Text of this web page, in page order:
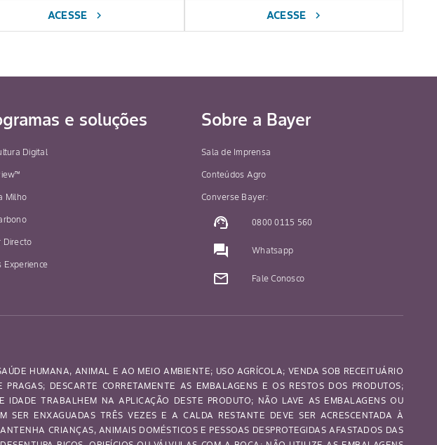
ACESSE chevron_right ACESSE chevron_right
e soluções
Digital
Milho
Directo
Experience
Sobre a Bayer
Sala de Imprensa
Conteúdos Agro
Converse Bayer:
support_agent 0800 0115 560
question_answer Whatsapp
mail_outline Fale Conosco
HUMANA, ANIMAL E AO MEIO AMBIENTE; USO AGRÍCOLA; VENDA SOB RECEITUÁRIO
DESCARTE CORRETAMENTE AS EMBALAGENS E OS RESTOS DOS PRODUTOS;
IDADE TRABALHEM NA APLICAÇÃO DESTE PRODUTO; NÃO LAVE AS EMBALAGENS OU
SER ENXAGUADAS TRÊS VEZES E A CALDA RESTANTE DEVE SER ACRESCENTADA À
CRIANÇAS, ANIMAIS DOMÉSTICOS E PESSOAS DESPROTEGIDAS AFASTADOS DAS